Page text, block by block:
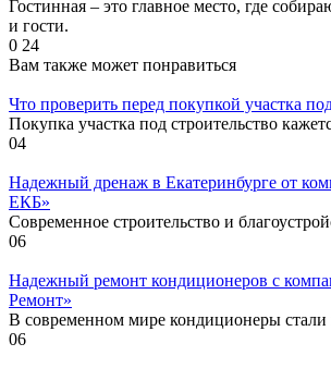
Гостинная – это главное место, где
и гости.
0 24
Вам также может понравиться
Что проверить перед покупкой участка
Покупка участка под строительство
04
Надежный дренаж в Екатеринбурге от
ЕКБ»
Современное строительство и
06
Надежный ремонт кондиционеров с
Ремонт»
В современном мире кондиционеры стали
06